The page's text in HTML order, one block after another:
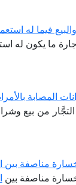
فيما له
ما يكون له
المصابة
من بيع
مناصفة بين
مناصفة بين